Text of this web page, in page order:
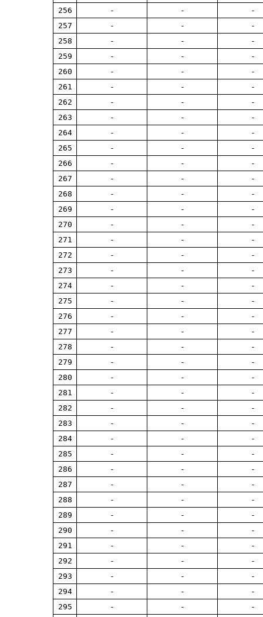
256
- -
-
257
- -
-
258
- -
-
259
- -
-
260
- -
-
261
- -
-
262
- -
-
263
- -
-
264
- -
-
265
- -
-
266
- -
-
267
- -
-
268
- -
-
269
- -
-
270
- -
-
271
- -
-
272
- -
-
273
- -
-
274
- -
-
275
- -
-
276
- -
-
277
- -
-
278
- -
-
279
- -
-
280
- -
-
281
- -
-
282
- -
-
283
- -
-
284
- -
-
285
- -
-
286
- -
-
287
- -
-
288
- -
-
289
- -
-
290
- -
-
291
- -
-
292
- -
-
293
- -
-
294
- -
-
295
- -
-